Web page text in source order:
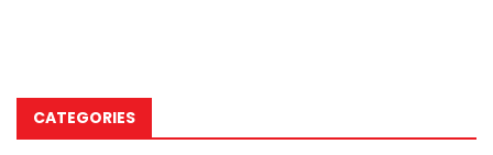
CATEGORIES